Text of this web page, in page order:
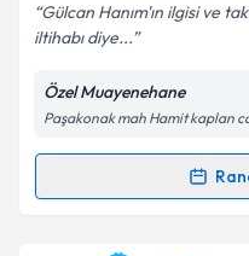
Gülcan Hanım'ın ilgisi ve
iltihabı diye...
Özel Muayenehane
Paşakonak mah Hamit kaplan
Randevu